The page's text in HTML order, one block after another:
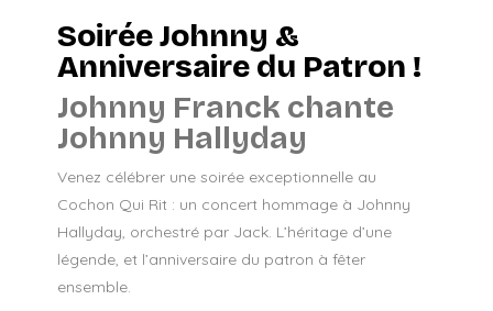
Soirée Johnny &
Anniversaire du Patron !
Johnny Franck chante
Johnny Hallyday
Venez célébrer une soirée exceptionnelle au
Cochon Qui Rit : un concert hommage à Johnny
Hallyday, orchestré par Jack. L’héritage d’une
légende, et l’anniversaire du patron à fêter
ensemble.